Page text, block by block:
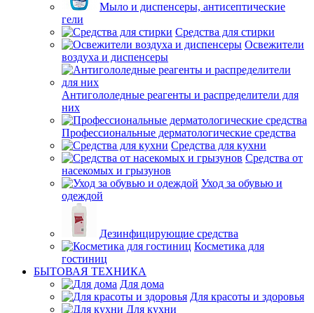
Мыло и диспенсеры, антисептические
гели
Средства для стирки
Освежители
воздуха и диспенсеры
Антигололедные реагенты и распределители для
них
Профессиональные дерматологические средства
Средства для кухни
Средства от
насекомых и грызунов
Уход за обувью и
одеждой
Дезинфицирующие средства
Косметика для
гостиниц
БЫТОВАЯ ТЕХНИКА
Для дома
Для красоты и здоровья
Для кухни